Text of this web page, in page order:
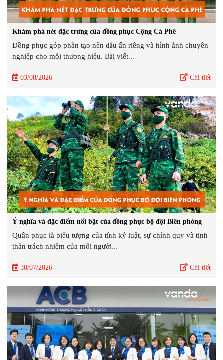
Khám phá nét đặc trưng của đồng phục Cộng Cà Phê
Đồng phục góp phần tạo nên dấu ấn riêng và hình ảnh chuyên
nghiệp cho mỗi thương hiệu. Bài viết...
03/08/2026 Chi tiết
Ý nghĩa và đặc điểm nổi bật của đồng phục bộ đội Biên phòng
Quân phục là biểu tượng của tính kỷ luật, sự chính quy và tinh
thần trách nhiệm của mỗi người...
30/07/2026 Chi tiết